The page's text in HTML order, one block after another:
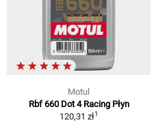
Motul
Rbf 660 Dot 4 Racing Płyn
120,31 zł1